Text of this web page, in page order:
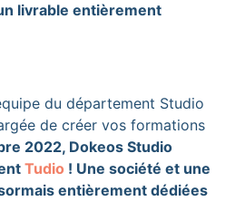
livrable entièrement
du département Studio
de créer vos formations
2022, Dokeos Studio
Tudio ! Une société et une
entièrement dédiées